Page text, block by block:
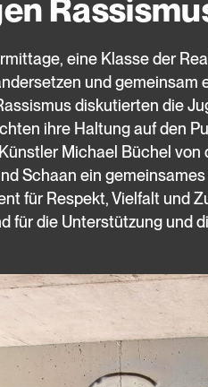
eine Klasse der
und gemeinsam
diskutierten die
ihre Haltung auf den
Michael Büchel von
Schaan ein
für Respekt, Vielfalt und
für die Unterstützung und